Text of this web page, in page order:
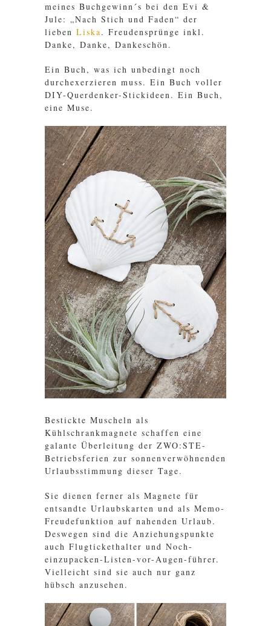
meines Buchgewinn´s bei den Evi &
Jule: „Nach Stich und Faden“ der
lieben Liska. Freudensprünge inkl.
Danke, Danke, Dankeschön.
Ein Buch, was ich unbedingt noch
durchexerzieren muss. Ein Buch voller
DIY-Querdenker-Stickideen. Ein Buch,
eine Muse.
Bestickte Muscheln als
Kühlschrankmagnete schaffen eine
galante Überleitung der ZWO:STE-
Betriebsferien zur sonnenverwöhnenden
Urlaubsstimmung dieser Tage.
Sie dienen ferner als Magnete für
entsandte Urlaubskarten und als Memo-
Freudefunktion auf nahenden Urlaub.
Deswegen sind die Anziehungspunkte
auch Flugtickethalter und Noch-
einzupacken-Listen-vor-Augen-führer.
Vielleicht sind sie auch nur ganz
hübsch anzusehen.